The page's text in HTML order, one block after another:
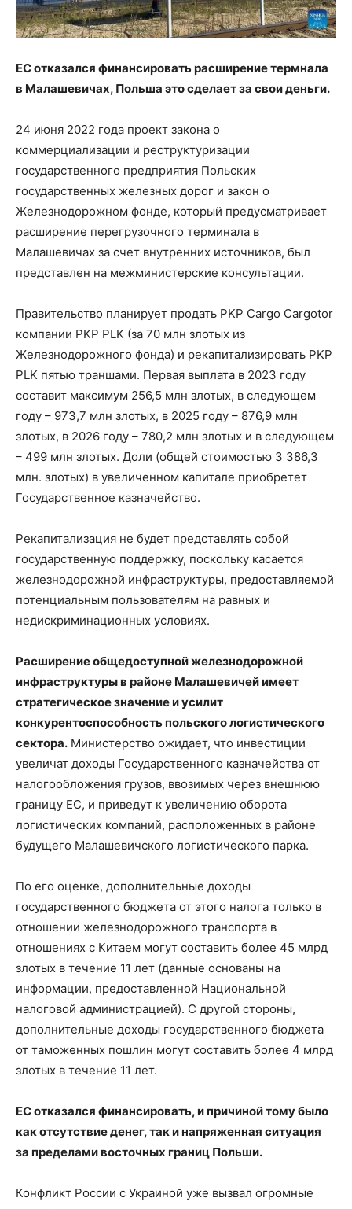
ЕС отказался финансировать расширение термнала
в Малашевичах, Польша это сделает за свои деньги.
24 июня 2022 года проект закона о
коммерциализации и реструктуризации
государственного предприятия Польских
государственных железных дорог и закон о
Железнодорожном фонде, который предусматривает
расширение перегрузочного терминала в
Малашевичах за счет внутренних источников, был
представлен на межминистерские консультации.
Правительство планирует продать PKP Cargo Cargotor
компании PKP PLK (за 70 млн злотых из
Железнодорожного фонда) и рекапитализировать PKP
PLK пятью траншами. Первая выплата в 2023 году
составит максимум 256,5 млн злотых, в следующем
году – 973,7 млн ​​злотых, в 2025 году – 876,9 млн
злотых, в 2026 году – 780,2 млн злотых и в следующем
– 499 млн злотых. Доли (общей стоимостью 3 386,3
млн. злотых) в увеличенном капитале приобретет
Государственное казначейство.
Рекапитализация не будет представлять собой
государственную поддержку, поскольку касается
железнодорожной инфраструктуры, предоставляемой
потенциальным пользователям на равных и
недискриминационных условиях.
Расширение общедоступной железнодорожной
инфраструктуры в районе Малашевичей имеет
стратегическое значение и усилит
конкурентоспособность польского логистического
сектора. Министерство ожидает, что инвестиции
увеличат доходы Государственного казначейства от
налогообложения грузов, ввозимых через внешнюю
границу ЕС, и приведут к увеличению оборота
логистических компаний, расположенных в районе
будущего Малашевичского логистического парка.
По его оценке, дополнительные доходы
государственного бюджета от этого налога только в
отношении железнодорожного транспорта в
отношениях с Китаем могут составить более 45 млрд
злотых в течение 11 лет (данные основаны на
информации, предоставленной Национальной
налоговой администрацией). С другой стороны,
дополнительные доходы государственного бюджета
от таможенных пошлин могут составить более 4 млрд
злотых в течение 11 лет.
ЕС отказался финансировать, и причиной тому было
как отсутствие денег, так и напряженная ситуация
за пределами восточных границ Польши.
Конфликт России с Украиной уже вызвал огромные